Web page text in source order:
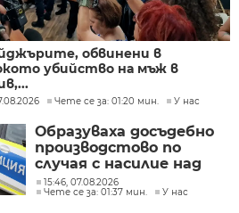
обвинени в
убийство на мъж в
Чете се за: 01:20 мин. У нас
Образуваха досъдебно
производстово по
случая с насилие над
дете в Радомир
15:46, 07.08.2026
Чете се за: 01:37 мин.
У нас